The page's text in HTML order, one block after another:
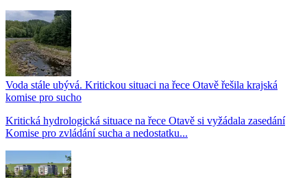
Voda stále ubývá. Kritickou situaci na řece Otavě řešila krajská
komise pro sucho
Kritická hydrologická situace na řece Otavě si vyžádala zasedání
Komise pro zvládání sucha a nedostatku...